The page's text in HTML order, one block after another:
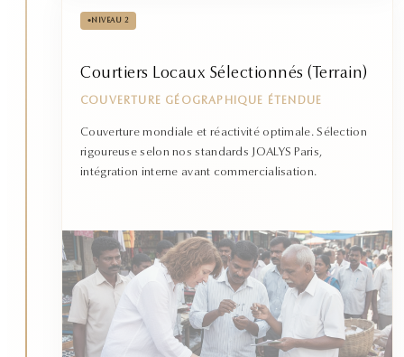
• NIVEAU 2
Courtiers Locaux Sélectionnés (Terrain)
COUVERTURE GÉOGRAPHIQUE ÉTENDUE
Couverture mondiale et réactivité optimale. Sélection
rigoureuse selon nos standards JOALYS Paris,
intégration interne avant commercialisation.